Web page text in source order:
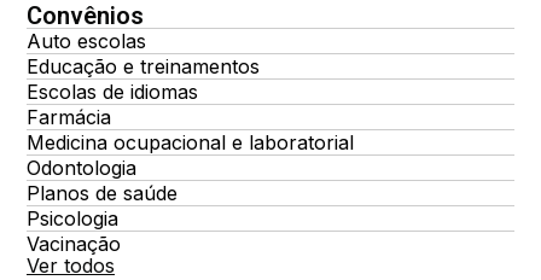
Convênios
Auto escolas
Educação e treinamentos
Escolas de idiomas
Farmácia
Medicina ocupacional e laboratorial
Odontologia
Planos de saúde
Psicologia
Vacinação
Ver todos